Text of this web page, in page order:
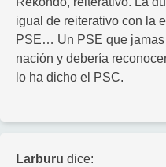
igual de reiterativo con la
PSE… Un PSE que
nación y debería
lo ha dicho el PSC.
Larburu dice: